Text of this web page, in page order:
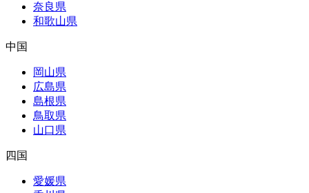
奈良県
和歌山県
中国
岡山県
広島県
島根県
鳥取県
山口県
四国
愛媛県